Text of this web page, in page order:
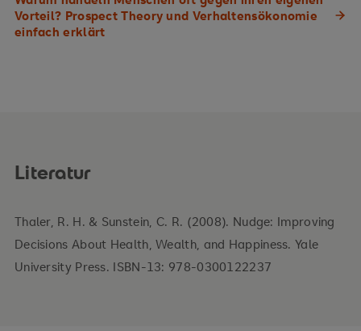
Vorteil? Prospect Theory und Verhaltensökonomie
einfach erklärt
Literatur
Thaler, R. H. & Sunstein, C. R. (2008). Nudge: Improving
Decisions About Health, Wealth, and Happiness. Yale
University Press. ISBN-13: 978-0300122237